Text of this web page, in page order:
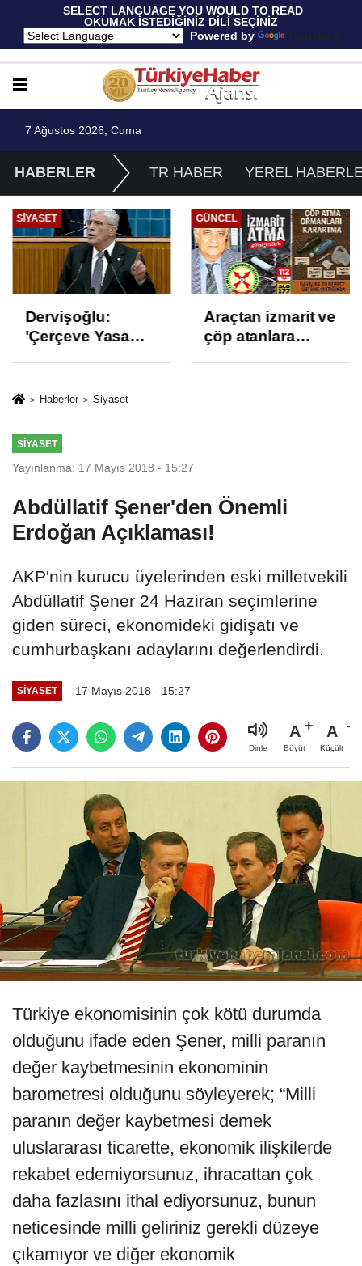
SELECT LANGUAGE YOU WOULD TO READ
OKUMAK İSTEDİĞİNİZ DİLİ SEÇİNİZ
Powered by
Translate
7 Ağustos 2026, Cuma
HABERLER TR HABER YEREL
GÜNCEL
Araçtan izmarit ve
çöp atanlara
izmariti
EKONOMI
TÜİK Temmuz
enflasyonunu
Haberler Siyaset
SIYASET
Yayınlanma: 17 Mayıs 2018 - 15:27
Abdüllatif Şener'den Önemli
Erdoğan Açıklaması!
AKP'nin kurucu üyelerinden eski milletvekili
Abdüllatif Şener 24 Haziran seçimlerine
giden süreci, ekonomideki gidişatı ve
cumhurbaşkanı adaylarını değerlendirdi.
SIYASET 17 Mayıs 2018 - 15:27
Dinle
A
Büyüt
A
Küçült
Türkiye ekonomisinin çok kötü durumda
olduğunu ifade eden Şener, milli paranın
değer kaybetmesinin ekonominin
barometresi olduğunu söyleyerek; “Milli
paranın değer kaybetmesi demek
uluslararası ticarette, ekonomik ilişkilerde
rekabet edemiyorsunuz, ihracattan çok
daha fazlasını ithal ediyorsunuz, bunun
neticesinde milli geliriniz gerekli düzeye
çıkamıyor ve diğer ekonomik